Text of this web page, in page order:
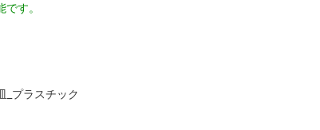
す。
_プラスチック